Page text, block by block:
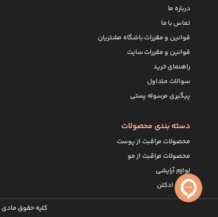
درباره ما
تماس با ما
قوانین و مقررات باشگاه مشتریان
قوانین و مقررات سایت
راهنمای خرید
سوالات متداول
پیگیری مرسوله پستی
دسته بندی محصولات
محصولات مراقبت از پوست
محصولات مراقبت از مو
لوازم آرایشی
عطر و ادکلن
کلیه حقوق